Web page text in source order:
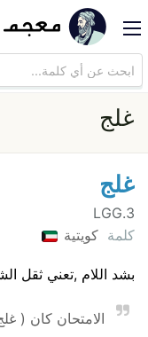
غلج
غلج
3.LGG
كلمة كويتية
بشد اللام ,تعني ثقل
الامتحان كان (